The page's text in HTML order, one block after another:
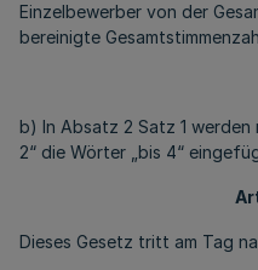
Einzelbewerber von der
bereinigte
b) In Absatz 2 Satz 1 werden
2“ die Wörter „bis 4“
Dieses Gesetz tritt am Tag